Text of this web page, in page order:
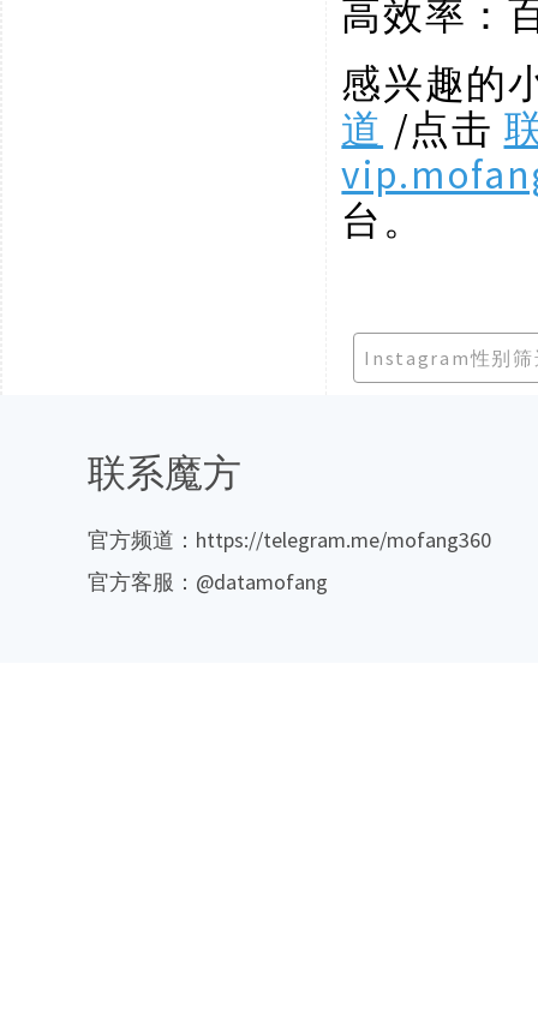
高效率：
感兴趣的
道 /点击
台。
Instagram性别筛
联系魔方
官方频道：https://telegram.me/mofang360
官方客服：@datamofang